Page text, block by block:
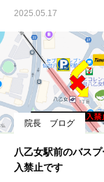
2025.05.17
院長 ブログ
八乙女駅前のバス
入禁止です